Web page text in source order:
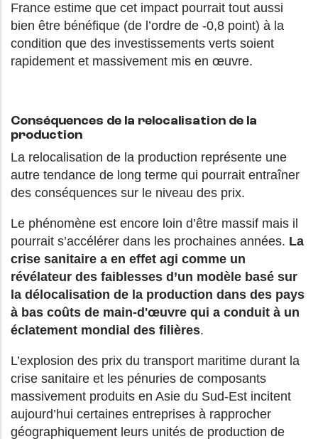
France estime que cet impact pourrait tout aussi
bien être bénéfique (de l’ordre de -0,8 point) à la
condition que des investissements verts soient
rapidement et massivement mis en œuvre.
Conséquences de la relocalisation de la
production
La relocalisation de la production représente une
autre tendance de long terme qui pourrait entraîner
des conséquences sur le niveau des prix.
Le phénomène est encore loin d’être massif mais il
pourrait s’accélérer dans les prochaines années. La
crise sanitaire a en effet agi comme un
révélateur des faiblesses d’un modèle basé sur
la délocalisation de la production dans des pays
à bas coûts de main-d'œuvre qui a conduit à un
éclatement mondial des filières.
L’explosion des prix du transport maritime durant la
crise sanitaire et les pénuries de composants
massivement produits en Asie du Sud-Est incitent
aujourd’hui certaines entreprises à rapprocher
géographiquement leurs unités de production de